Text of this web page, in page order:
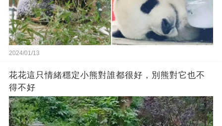
2024/01/13
花花這只情緒穩定小熊對誰都很好，別熊對它也不
得不好